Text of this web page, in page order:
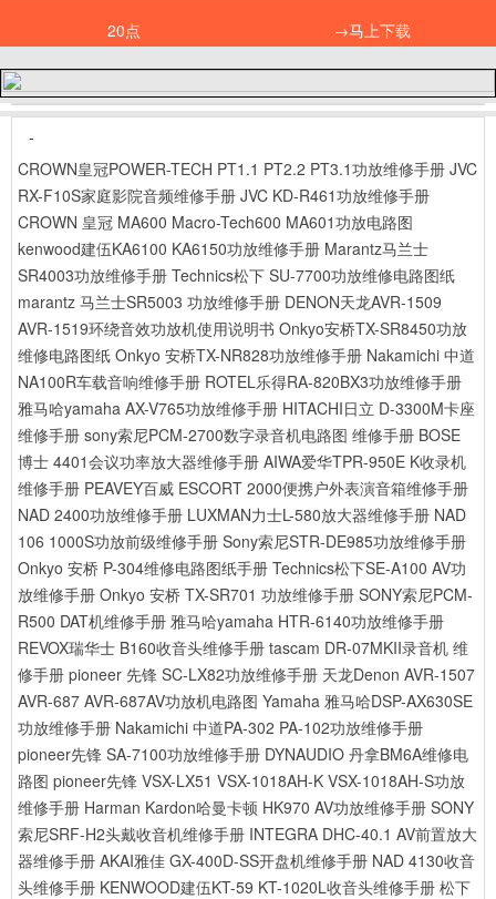
20点 →马上下载
-
CROWN皇冠POWER-TECH PT1.1 PT2.2 PT3.1功放维修手册 JVC
RX-F10S家庭影院音频维修手册 JVC KD-R461功放维修手册
CROWN 皇冠 MA600 Macro-Tech600 MA601功放电路图
kenwood建伍KA6100 KA6150功放维修手册 Marantz马兰士
SR4003功放维修手册 Technics松下 SU-7700功放维修电路图纸
marantz 马兰士SR5003 功放维修手册 DENON天龙AVR-1509
AVR-1519环绕音效功放机使用说明书 Onkyo安桥TX-SR8450功放
维修电路图纸 Onkyo 安桥TX-NR828功放维修手册 Nakamichi 中道
NA100R车载音响维修手册 ROTEL乐得RA-820BX3功放维修手册
雅马哈yamaha AX-V765功放维修手册 HITACHI日立 D-3300M卡座
维修手册 sony索尼PCM-2700数字录音机电路图 维修手册 BOSE
博士 4401会议功率放大器维修手册 AIWA爱华TPR-950E K收录机
维修手册 PEAVEY百威 ESCORT 2000便携户外表演音箱维修手册
NAD 2400功放维修手册 LUXMAN力士L-580放大器维修手册 NAD
106 1000S功放前级维修手册 Sony索尼STR-DE985功放维修手册
Onkyo 安桥 P-304维修电路图纸手册 Technics松下SE-A100 AV功
放维修手册 Onkyo 安桥 TX-SR701 功放维修手册 SONY索尼PCM-
R500 DAT机维修手册 雅马哈yamaha HTR-6140功放维修手册
REVOX瑞华士 B160收音头维修手册 tascam DR-07MKII录音机 维
修手册 pioneer 先锋 SC-LX82功放维修手册 天龙Denon AVR-1507
AVR-687 AVR-687AV功放机电路图 Yamaha 雅马哈DSP-AX630SE
功放维修手册 Nakamichi 中道PA-302 PA-102功放维修手册
pioneer先锋 SA-7100功放维修手册 DYNAUDIO 丹拿BM6A维修电
路图 pioneer先锋 VSX-LX51 VSX-1018AH-K VSX-1018AH-S功放
维修手册 Harman Kardon哈曼卡顿 HK970 AV功放维修手册 SONY
索尼SRF-H2头戴收音机维修手册 INTEGRA DHC-40.1 AV前置放大
器维修手册 AKAI雅佳 GX-400D-SS开盘机维修手册 NAD 4130收音
头维修手册 KENWOOD建伍KT-59 KT-1020L收音头维修手册 松下